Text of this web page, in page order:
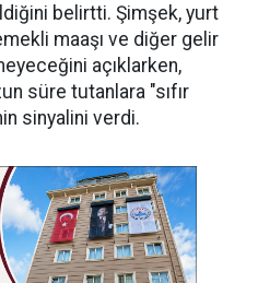
belirtti. Şimşek, yurt
maaşı ve diğer gelir
açıklarken,
süre tutanlara "sıfır
sinyalini verdi.